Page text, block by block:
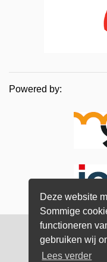
Deze website
Sommige
functioneren
gebruiken wij
Lees verder
Powered by: